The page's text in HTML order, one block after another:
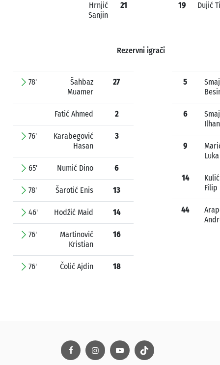
Hrnjić
Sanjin
21 19 Dujić
Rezervni igrači
78'
Šahbaz
Muamer
27
Fatić Ahmed 2
76'
Karabegović
Hasan
3
65' Numić Dino 6
78' Šarotić Enis 13
46' Hodžić Maid 14
76'
Martinović
Kristian
16
76' Čolić Ajdin 18
5
6
Ilhan
9
Luka
14
Kulić
Filip
44